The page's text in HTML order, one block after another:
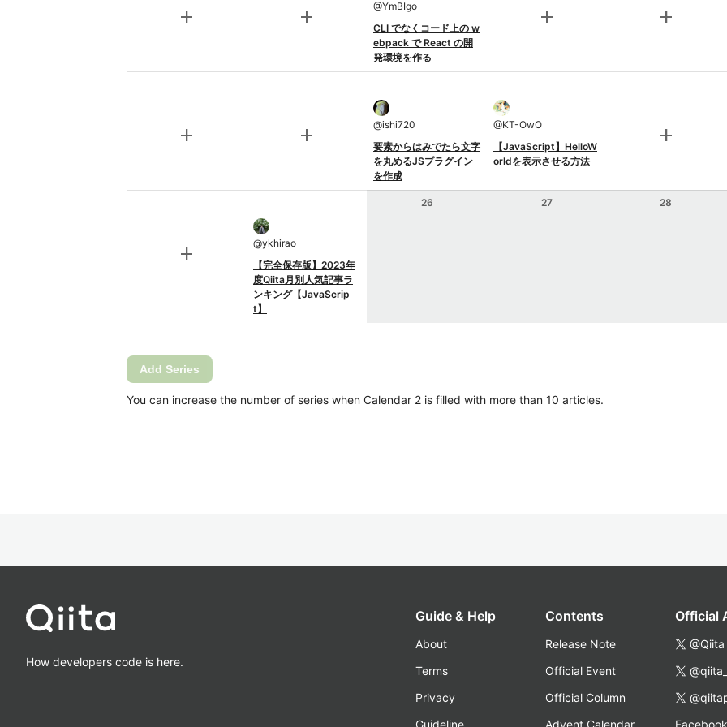
add add @YmBIgo
CLI でなくコード上の w
ebpack で React の開
発環境を作る
add add
add add @ishi720
要素からはみでたら文字
を丸めるJSプラグイン
を作成
@KT-OwO
【JavaScript】HelloW
orldを表示させる方法
add
add @ykhirao
【完全保存版】2023年
度Qiita月別人気記事ラ
ンキング【JavaScrip
t】
26 27 28
Add Series
You can increase the number of series when Calendar 2 is filled with more than 10 articles.
How developers code is here.
Guide & Help
About
Terms
Privacy
Guideline
Contents
Release Note
Official Event
Official Column
Advent Calendar
Official
@Qiita
Facebook